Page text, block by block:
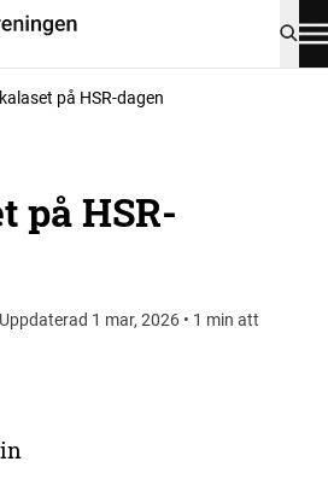
på HSR-dagen
på HSR-
1 mar, 2026 • 1 min att